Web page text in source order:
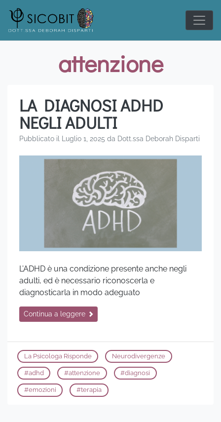
content
attenzione
LA DIAGNOSI ADHD
NEGLI ADULTI
Pubblicato il Luglio 1, 2025 da Dott.ssa Deborah Disparti
L’ADHD è una condizione presente anche negli
adulti, ed è necessario riconoscerla e
diagnosticarla in modo adeguato
Continua a leggere
La Psicologa Risponde Neurodivergenze
#adhd #attenzione #diagnosi
#emozioni #terapia